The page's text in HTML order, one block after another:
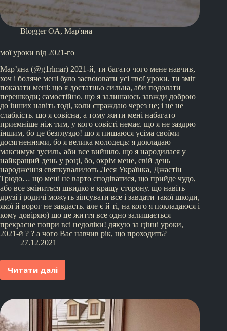
Blogger OA, Мар'яна
мої уроки від 2021-го
Мар’яна (@g1rlmar) 2021-й, ти багато чого мене навчив,
хоч і боляче мені було засвоювати усі твої уроки. ти зміг
показати мені: що я достатньо сильна, аби подолати
перешкоди; самостійно. що я залишаюсь завжди доброю
до інших навіть тоді, коли страждаю через це; і це не
слабкість. що я совісна, а тому жити мені набагато
приємніше ніж тим, у кого совісті немає. що я не заздрю
іншим, бо це безглуздо! що я пишаюся усіма своїми
досягненнями, бо я велика молодець: я докладаю
максимум зусиль, аби все вийшло. що я народилася у
найкращий день у році, бо, окрім мене, свій день
народження святкували/ють Леся Українка, Джастін
Трюдо… що мені не варто сподіватися, що прийде чудо,
або все зміниться швидко в кращу сторону. що навіть
друзі і родичі можуть зіпсувати все і завдати такої шкоди,
якої й ворог не завдасть. але є й ті, на кого я покладаюся і
кому довіряю) що це життя все одно залишається
прекрасне попри всі недоліки! дякую за цінні уроки,
2021-й ? ? а чого Вас навчив рік, що проходить?
27.12.2021
Читати далі